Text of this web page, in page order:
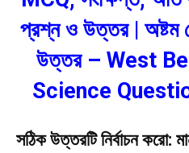
প্রশ্ন ও উত্তর | অষ্টম
উত্তর – West
Science
সঠিক উত্তরটি নির্বাচন করো: